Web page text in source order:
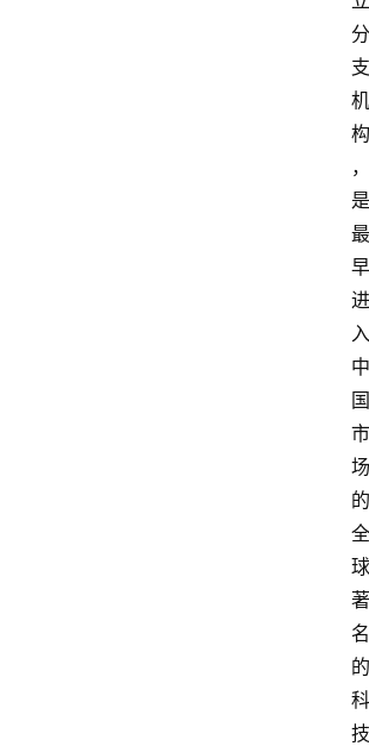
分
支
机
构
，
是
最
早
进
入
中
国
市
场
的
全
球
著
名
的
科
技